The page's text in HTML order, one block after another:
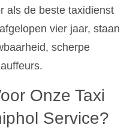
als de beste taxidienst
vier jaar, staan
scherpe
Onze Taxi
Service?